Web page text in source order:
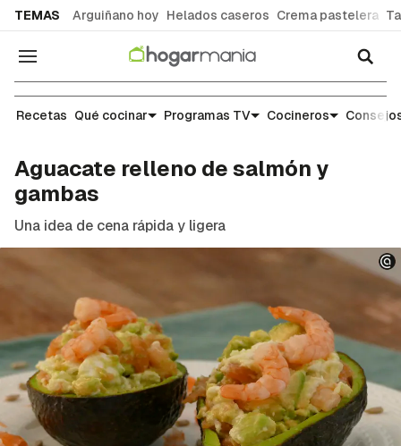
TEMAS Arguiñano hoy Helados caseros Crema pastelera
Navegación
Recetas
Recetas Qué cocinar Programas TV Cocineros
Aguacate relleno de salmón y
gambas
Una idea de cena rápida y ligera